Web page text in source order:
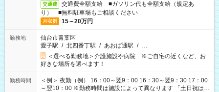
交通費
交通費全額支給 ■ガソリン代も全額支給（規定あ
り） ■無料駐車場もご相談ください
月収例 15～20万円
勤務地
仙台市青葉区
愛子駅 / 北四番丁駅 / あおば通駅 / …
＜選べる勤務地＞介護施設や病院 ※ご自宅の近くなど、お
好きな場所を選べます！
勤務時間
＜例＞ 夜勤（例） 16：00～翌9：00 16：30～翌9：30 17：00
～翌10：00 ※勤務時間は施設によって異なります 「土日祝は休